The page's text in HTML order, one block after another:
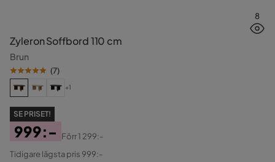
8
Zyleron Soffbord 110 cm
Brun
(7)
+1
SE PRISET!
Pris
999:-
Original
Förr1 299:-
Tidigare lägsta pris 999:-